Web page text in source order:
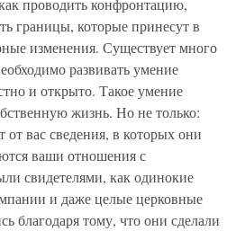
проводить конфронтацию,
границы, которые принесут в
изменения. Существует много
развивать умение
и открыто. Такое умение
жизнь. Но не только:
вас сведения, в которых они
ваши отношения с
свидетелями, как одинокие
и даже целые церковные
благодаря тому, что они сделали